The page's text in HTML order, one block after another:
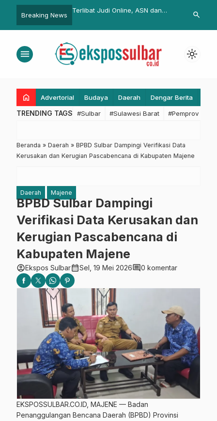
Breaking News
Sulbar Gelar
ke Kantor Redaksi di
Terlibat Judi Online, ASN dan
Sanksi Disiplin
BPBD
Penguatan
search
menu light_mode
home Advertorial Budaya Daerah Dengar Berita
TRENDING TAGS #Sulbar #Sulawesi Barat #Pemprov
Beranda » Daerah » BPBD Sulbar Dampingi Verifikasi Data
Kerusakan dan Kerugian Pascabencana di Kabupaten Majene
Daerah Majene
BPBD Sulbar Dampingi
Verifikasi Data Kerusakan dan
Kerugian Pascabencana di
Kabupaten Majene
account_circleEkspos Sulbarcalendar_monthSel, 19 Mei 2026comment0 komentar
EKSPOSSULBAR.CO.ID, MAJENE — Badan
Penanggulangan Bencana Daerah (BPBD) Provinsi